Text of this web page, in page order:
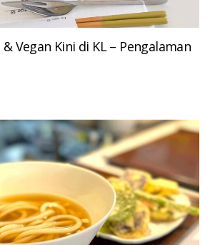
Vegan Kini di KL – Pengalaman